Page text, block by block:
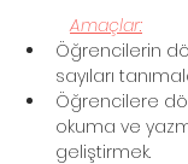
Amaçlar:
Öğrencilerin
sayıları
Öğrencilere
okuma ve
geliştirmek.